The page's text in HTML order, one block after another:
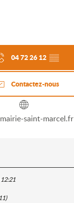
04 72 26 12 ▒▒
Contactez-nous
saint-marcel.fr
)